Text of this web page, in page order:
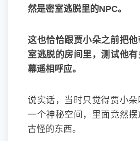
然是密室逃脱里的NPC。
这也恰恰跟贾小朵之前把
室逃脱的房间里，测试他
幕遥相呼应。
说实话，当时只觉得贾小
一个神秘空间，里面竟然
古怪的东西。